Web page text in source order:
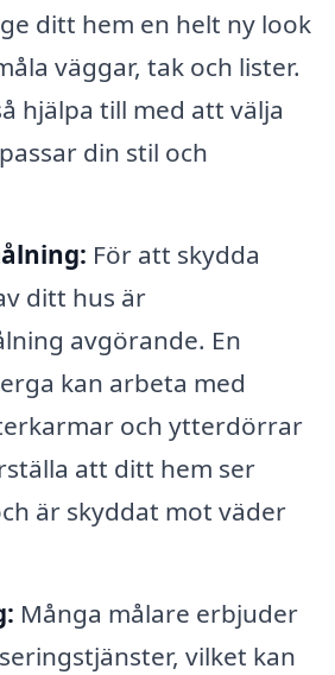
ditt hem en helt ny look
väggar, tak och lister.
hjälpa till med att välja
din stil och
För att skydda
ditt hus är
avgörande. En
kan arbeta med
och ytterdörrar
att ditt hem ser
är skyddat mot väder
Många målare erbjuder
vilket kan